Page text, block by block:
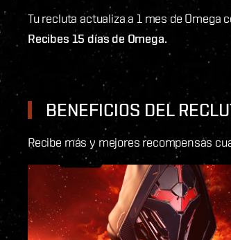
Tu recluta actualiza a 1 mes de Omega
Recibes 15 días de Omega.
BENEFICIOS DEL
Recibe más y mejores recompensas